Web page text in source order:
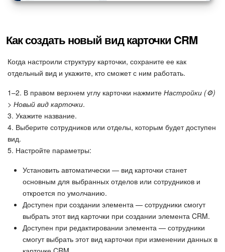
Как создать новый вид карточки CRM
Когда настроили структуру карточки, сохраните ее как
отдельный вид и укажите, кто сможет с ним работать.
1–2. В правом верхнем углу карточки нажмите Настройки (⚙️)
> Новый вид карточки.
3. Укажите название.
4. Выберите сотрудников или отделы, которым будет доступен
вид.
5. Настройте параметры:
Установить автоматически — вид карточки станет
основным для выбранных отделов или сотрудников и
откроется по умолчанию.
Доступен при создании элемента — сотрудники смогут
выбрать этот вид карточки при создании элемента CRM.
Доступен при редактировании элемента — сотрудники
смогут выбрать этот вид карточки при изменении данных в